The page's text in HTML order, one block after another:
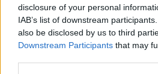
disclosure of your personal
IAB’s list of downstream
also be disclosed by us to third
Downstream Participants that may
Κρουζ.